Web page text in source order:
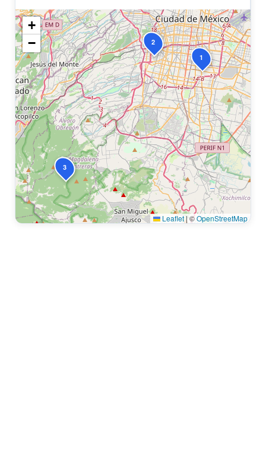
1
2
3
+
−
Leaflet | ©OpenStreetMap